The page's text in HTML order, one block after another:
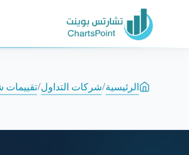
الرئيسية/شركات التداول/تقييمات